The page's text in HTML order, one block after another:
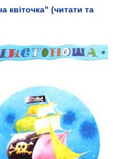
квіточка" (читати та